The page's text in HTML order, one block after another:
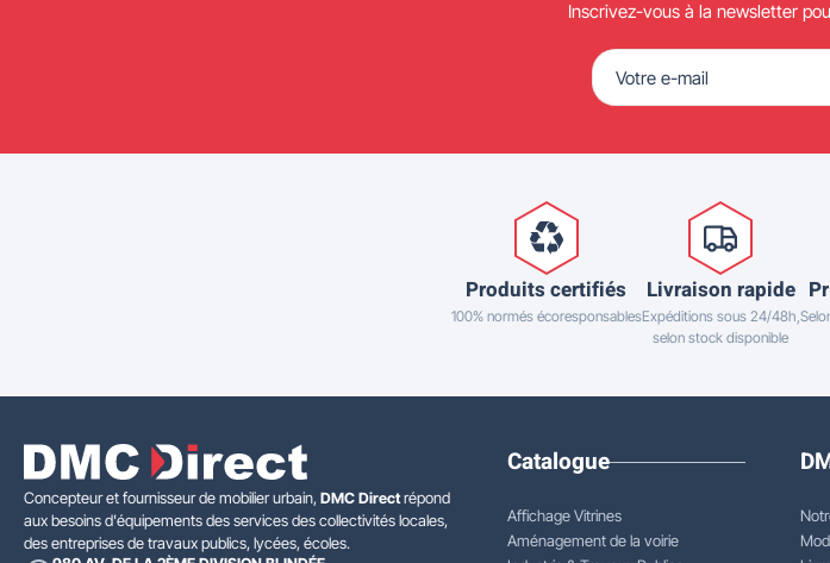
Inscrivez-vous à la newsletter
Produits certifiés
100% normés écoresponsables
Livraison rapide
Expéditions sous 24/48h,
selon stock disponible
Concepteur et fournisseur de mobilier urbain, DMC Directrépond
aux besoins d'équipements des services des collectivités locales,
des entreprises de travaux publics, lycées, écoles.
Catalogue
Affichage Vitrines
Aménagement de la voirie